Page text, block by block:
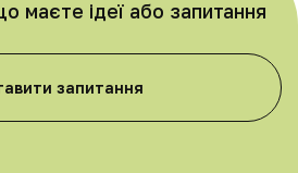
маєте ідеї або запитання
запитання